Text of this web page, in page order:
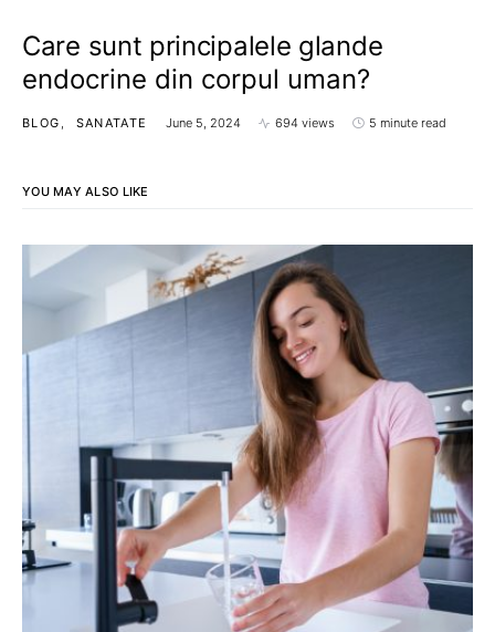
Care sunt principalele glande
endocrine din corpul uman?
BLOG SANATATE June 5, 2024 694 views 5 minute read
YOU MAY ALSO LIKE